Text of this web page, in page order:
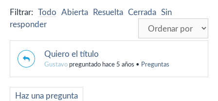
Filtrar: Todo Abierta Resuelta Cerrada Sin
responder
Quiero el título
Gustavo preguntado hace 5 años • Preguntas
Haz una pregunta